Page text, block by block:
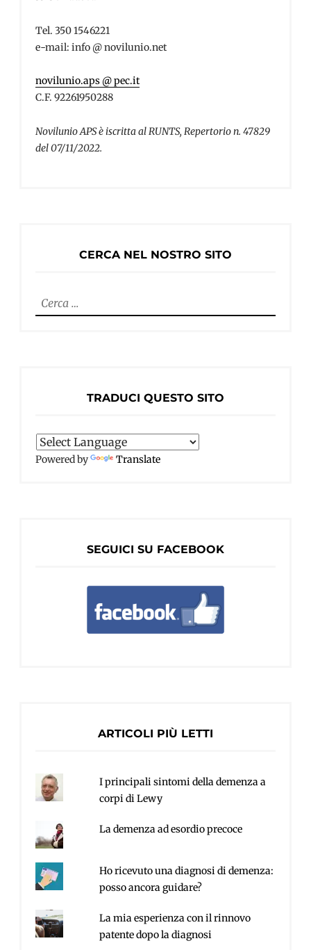
Tel. 350 1546221
e-mail: info @ novilunio.net
novilunio.aps @ pec.it
C.F. 92261950288
Novilunio APS è iscritta al RUNTS, Repertorio n. 47829
del 07/11/2022.
CERCA NEL NOSTRO SITO
Ricerca
per:
TRADUCI QUESTO SITO
Powered by Translate
SEGUICI SU FACEBOOK
ARTICOLI PIÙ LETTI
I principali sintomi della demenza a
corpi di Lewy
La demenza ad esordio precoce
Ho ricevuto una diagnosi di demenza:
posso ancora guidare?
La mia esperienza con il rinnovo
patente dopo la diagnosi